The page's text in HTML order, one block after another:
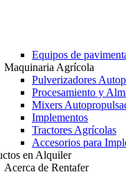
Equipos de
Maquinaria Agrícola
Pulverizadores
Procesamiento y
Mixers
Implementos
Tractores Agrícolas
Accesorios para
en Alquiler
Acerca de Rentafer